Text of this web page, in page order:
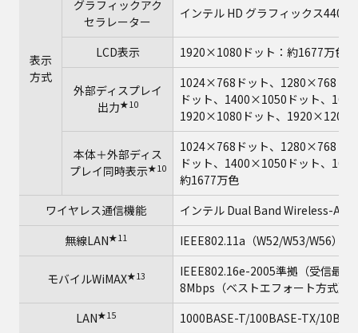
表示
方式
グラフィックアク
セラレーター
インテル HD グラフィックス4400
LCD表示 1920×1080ドット：約1677万色
外部ディスプレイ
出力★10
1024×768ドット、1280×768ド
ドット、1400×1050ドット、
1920×1080ドット、1920×1200
本体＋外部ディス
プレイ同時表示★10
1024×768ドット、1280×768ド
ドット、1400×1050ドット、
約1677万色
ワイヤレス通信機能
インテル Dual Band Wireless-AC
無線LAN★11 IEEE802.11a（W52/W53/W56）/
モバイルWiMAX★13
IEEE802.16e-2005準拠（受信最
8Mbps（ベストエフォート方式）
LAN★15
1000BASE-T/100BASE-TX/